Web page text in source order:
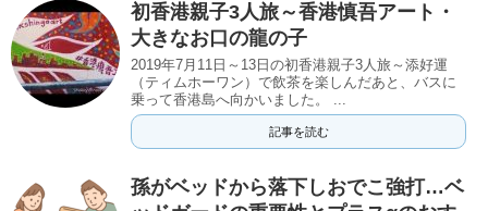
初香港親子3人旅～香港慎吾アート・
大きなお口の龍の子
2019年7月11日～13日の初香港親子3人旅～添好運
（ティムホーワン）で飲茶を楽しんだあと、バスに
乗って香港島へ向かいました。 ...
記事を読む
孫がベッドから落下しおでこ強打…ベ